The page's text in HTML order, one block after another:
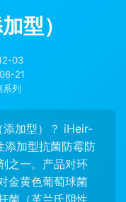
型）
03
21
系列
加型）？ iHeir-
添加型抗菌防霉防
之一。产品对环
金黄色葡萄球菌
菌（革兰氏阴性